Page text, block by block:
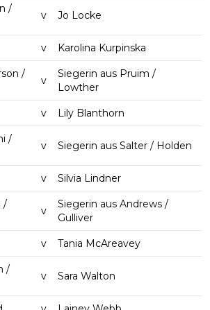
/
v Jo Locke
v Karolina Kurpinska
/
v
Siegerin aus Pruim /
Lowther
v Lily Blanthorn
/
v Siegerin aus Salter / Holden
v Silvia Lindner
/
v
Siegerin aus Andrews /
Gulliver
v Tania McAreavey
/
v Sara Walton